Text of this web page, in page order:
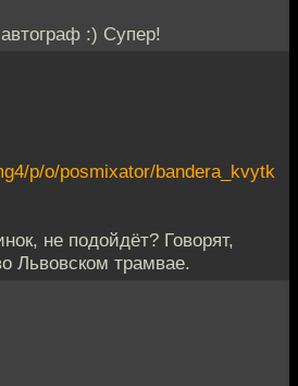
:) Супер!
p/o/posmixator/bandera_kvytk
не подойдёт? Говорят,
Львовском трамвае.